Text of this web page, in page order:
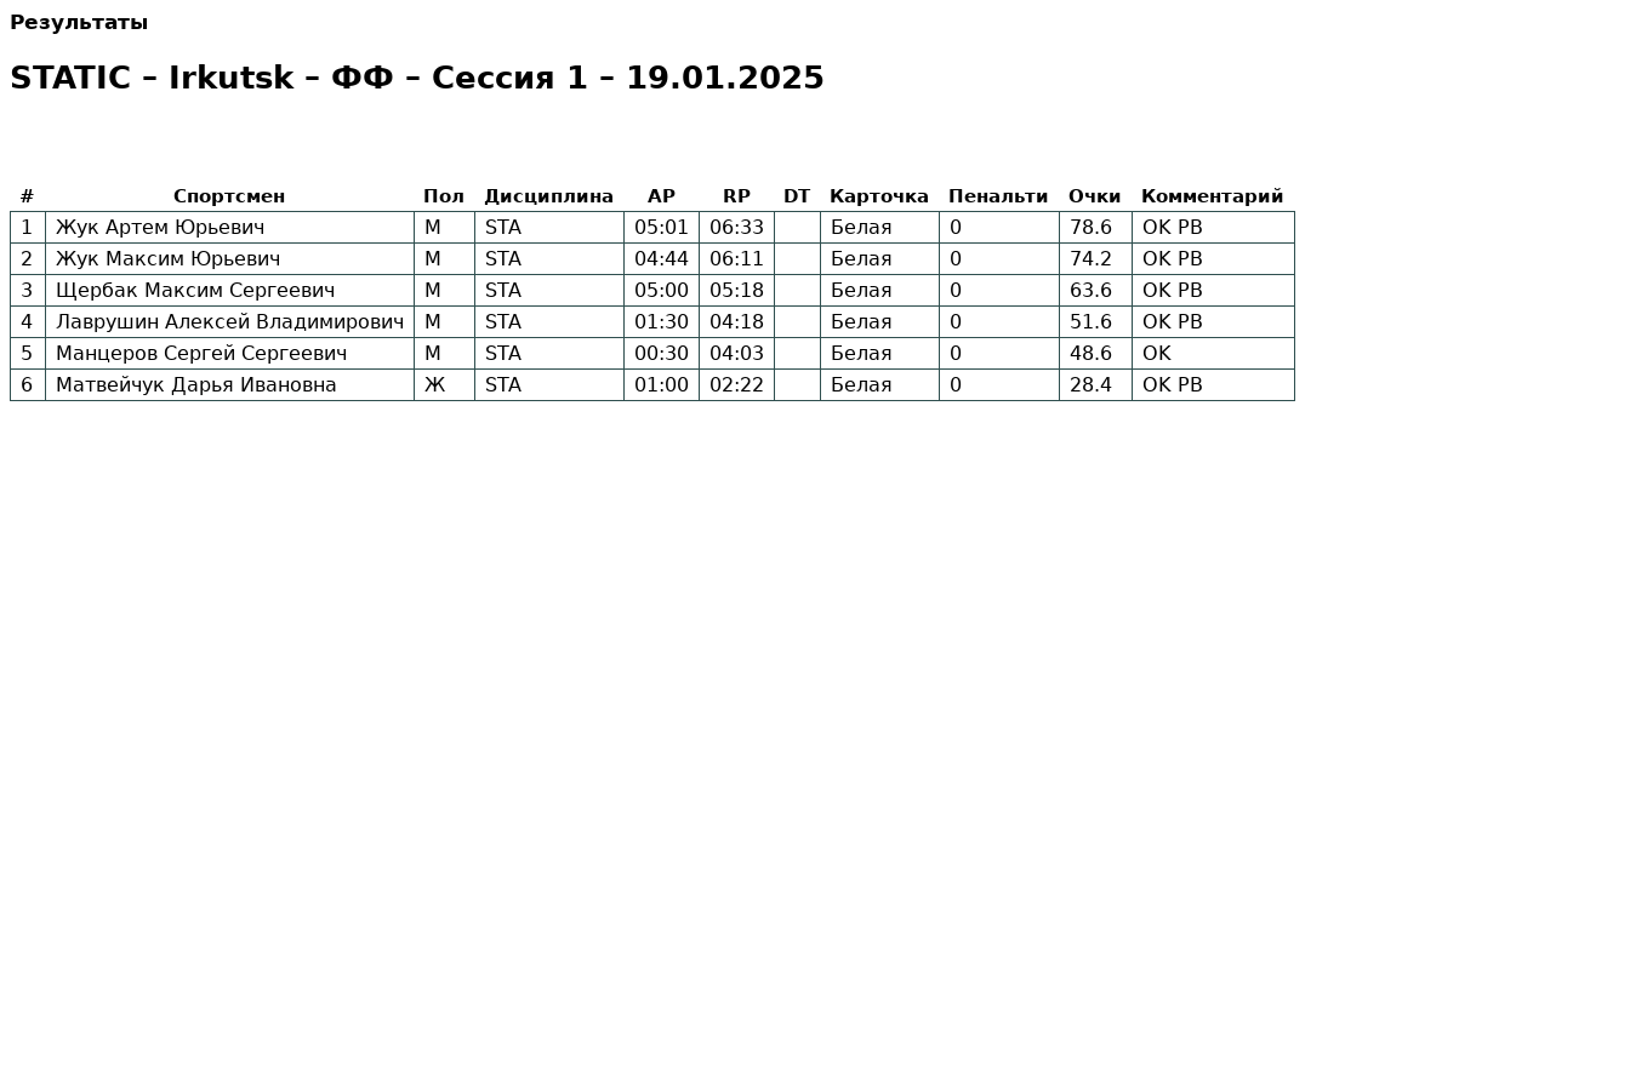
Результаты
STATIC – Irkutsk – ФФ – Сессия 1 – 19.01.2025
# Спортсмен Пол Дисциплина AP RP DT Карточка Пенальти Очки Комментарий
1 Жук Артем Юрьевич М STA 05:01 06:33 Белая 0 78.6 OK PB
2
Жук Максим Юрьевич М STA 04:44 06:11 Белая 0 74.2 OK PB
3
Щербак Максим Сергеевич М STA 05:00 05:18 Белая 0 63.6 OK PB
4
Лаврушин Алексей Владимирович М STA 01:30 04:18 Белая 0 51.6 OK PB
5
Манцеров Сергей Сергеевич М STA 00:30 04:03 Белая 0 48.6
OK
6
Матвейчук Дарья Ивановна Ж STA 01:00 02:22 Белая 0 28.4 OK PB